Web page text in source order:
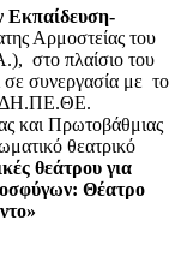
Εκπαίδευση-
Αρμοστείας του
στο πλαίσιο του
συνεργασία με το
και Πρωτοβάθμιας
θεατρικό
θεάτρου για
Θέατρο